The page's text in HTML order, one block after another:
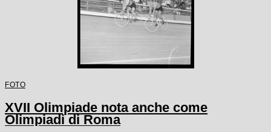
FOTO
XVII Olimpiade nota anche come
Olimpiadi di Roma